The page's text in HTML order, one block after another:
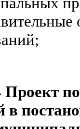
Проект
в